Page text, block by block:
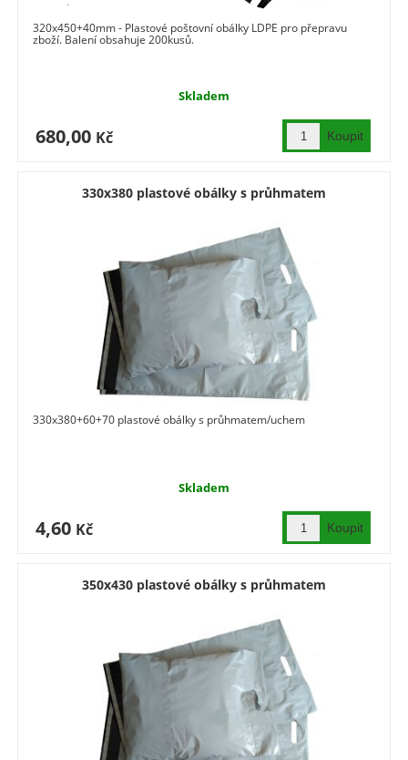
320x450+40mm - Plastové poštovní obálky LDPE pro přepravu
zboží. Balení obsahuje 200kusů.
Skladem
680,00 Kč
330x380 plastové obálky s průhmatem
330x380+60+70 plastové obálky s průhmatem/uchem
Skladem
4,60 Kč
350x430 plastové obálky s průhmatem